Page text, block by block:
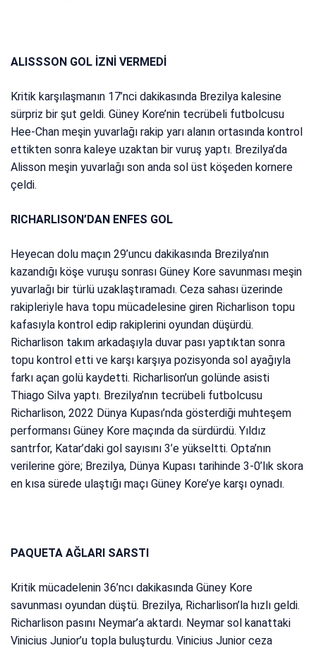
ALISSSON GOL İZNİ VERMEDİ
Kritik karşılaşmanın 17’nci dakikasında Brezilya kalesine
sürpriz bir şut geldi. Güney Kore’nin tecrübeli futbolcusu
Hee-Chan meşin yuvarlağı rakip yarı alanın ortasında kontrol
ettikten sonra kaleye uzaktan bir vuruş yaptı. Brezilya’da
Alisson meşin yuvarlağı son anda sol üst köşeden kornere
çeldi.
RICHARLISON’DAN ENFES GOL
Heyecan dolu maçın 29’uncu dakikasında Brezilya’nın
kazandığı köşe vuruşu sonrası Güney Kore savunması meşin
yuvarlağı bir türlü uzaklaştıramadı. Ceza sahası üzerinde
rakipleriyle hava topu mücadelesine giren Richarlison topu
kafasıyla kontrol edip rakiplerini oyundan düşürdü.
Richarlison takım arkadaşıyla duvar pası yaptıktan sonra
topu kontrol etti ve karşı karşıya pozisyonda sol ayağıyla
farkı açan golü kaydetti. Richarlison’un golünde asisti
Thiago Silva yaptı. Brezilya’nın tecrübeli futbolcusu
Richarlison, 2022 Dünya Kupası’nda gösterdiği muhteşem
performansı Güney Kore maçında da sürdürdü. Yıldız
santrfor, Katar’daki gol sayısını 3’e yükseltti. Opta’nın
verilerine göre; Brezilya, Dünya Kupası tarihinde 3-0’lık skora
en kısa sürede ulaştığı maçı Güney Kore’ye karşı oynadı.
PAQUETA AĞLARI SARSTI
Kritik mücadelenin 36’ncı dakikasında Güney Kore
savunması oyundan düştü. Brezilya, Richarlison’la hızlı geldi.
Richarlison pasını Neymar’a aktardı. Neymar sol kanattaki
Vinicius Junior’u topla buluşturdu. Vinicius Junior ceza